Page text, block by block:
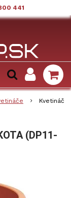
441
Kvetináč
(DP11-